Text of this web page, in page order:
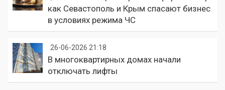
как Севастополь и Крым спасают бизнес
в условиях режима ЧС
26-06-2026 21:18
В многоквартирных домах начали
отключать лифты